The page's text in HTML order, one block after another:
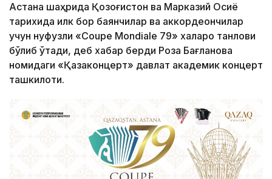
Астана шаҳрида Қозоғистон ва Марказий Осиё
тарихида илк бор баянчилар ва аккордеончилар
учун нуфузли «Coupe Mondiale 79» халқаро танлови
бўлиб ўтади, деб хабар берди Роза Бағланова
номидаги «Қазақконцерт» давлат академик концерт
ташкилоти.